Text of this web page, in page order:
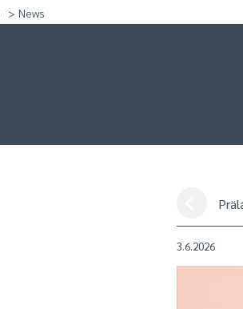
> News
3.6.2026